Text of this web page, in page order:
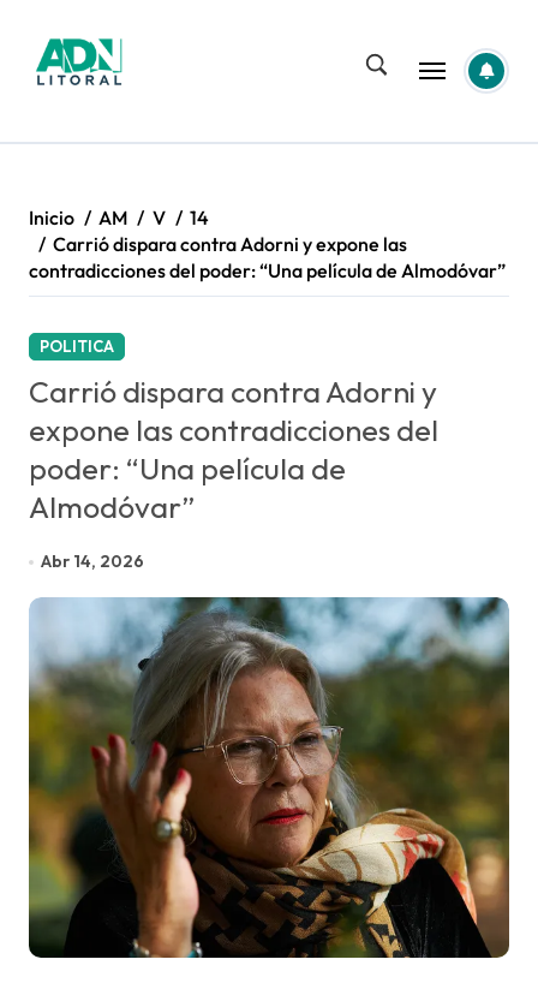
contenido
Inicio AM V
14
Carrió dispara contra Adorni y expone las
contradicciones del poder: “Una película de Almodóvar”
POLITICA
Carrió dispara contra Adorni y
expone las contradicciones del
poder: “Una película de
Almodóvar”
Abr 14, 2026